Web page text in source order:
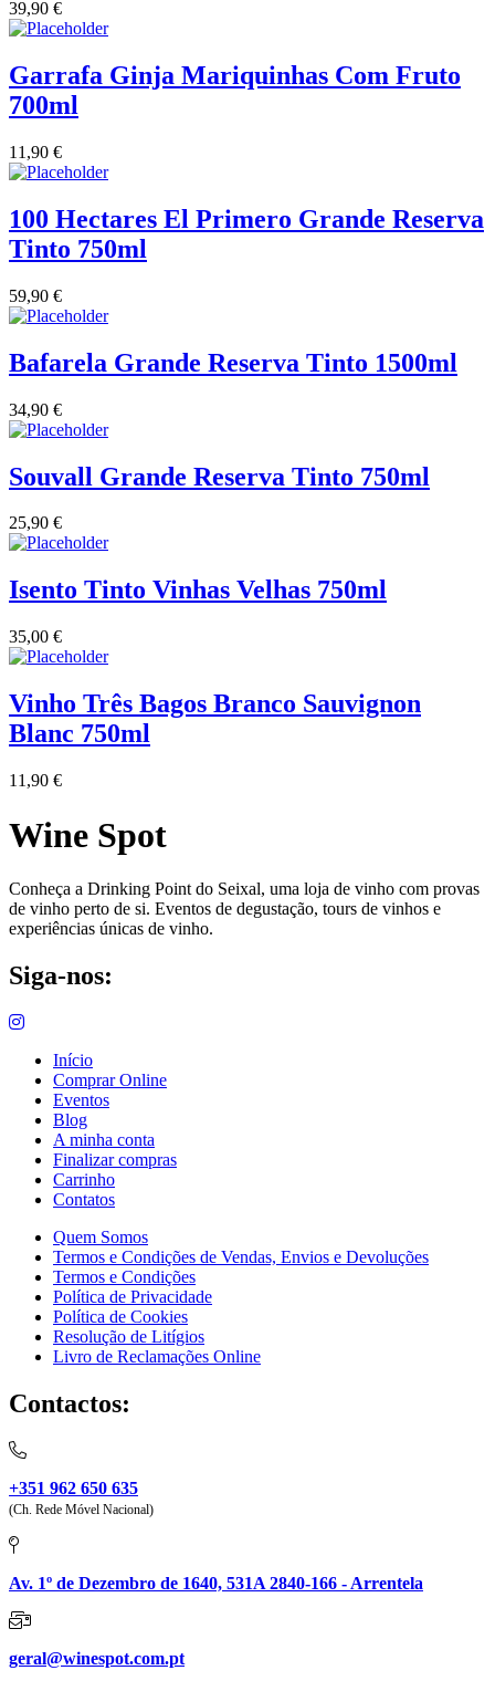
39,90 €
Garrafa Ginja Mariquinhas Com Fruto
700ml
11,90 €
100 Hectares El Primero Grande Reserva
Tinto 750ml
59,90 €
Bafarela Grande Reserva Tinto 1500ml
34,90 €
Souvall Grande Reserva Tinto 750ml
25,90 €
Isento Tinto Vinhas Velhas 750ml
35,00 €
Vinho Três Bagos Branco Sauvignon
Blanc 750ml
11,90 €
Wine Spot
Conheça a Drinking Point do Seixal, uma loja de vinho com provas
de vinho perto de si. Eventos de degustação, tours de vinhos e
experiências únicas de vinho.
Siga-nos:
Início
Comprar Online
Eventos
Blog
A minha conta
Finalizar compras
Carrinho
Contatos
Quem Somos
Termos e Condições de Vendas, Envios e Devoluções
Termos e Condições
Política de Privacidade
Política de Cookies
Resolução de Litígios
Livro de Reclamações Online
Contactos:
+351 962 650 635
(Ch. Rede Móvel Nacional)
Av. 1º de Dezembro de 1640, 531A 2840-166 - Arrentela
geral@winespot.com.pt